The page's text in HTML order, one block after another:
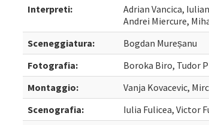
Interpreti:
Adrian Vancica,
Andrei Miercure,
Sceneggiatura:
Bogdan Mureșanu
Fotografia:
Boroka Biro, Tudor
Montaggio:
Vanja Kovacevic,
Scenografia:
Iulia Fulicea, Victor